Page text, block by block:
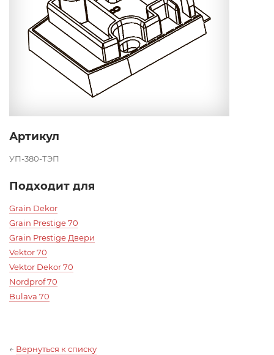
Артикул
УП-380-ТЭП
Подходит для
Grain Dekor
Grain Prestige 70
Grain Prestige Двери
Vektor 70
Vektor Dekor 70
Nordprof 70
Bulava 70
← Вернуться к списку